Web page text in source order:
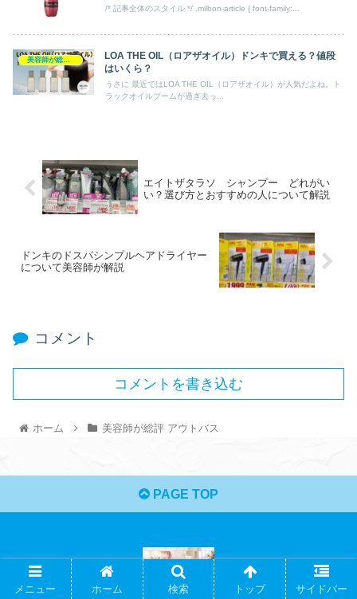
/* 記事全体のスタイル */ .milbon-article { font-family:...
美容師が総評 アウトバス
LOA THE OIL（ロアザオイル）ドンキで買える？値段
はいくら？
うさに 最近ではLOA THE OIL（ロアザオイル）が人気だよね。ト
ラックオイルブームが過ぎ去っ...
エイトザタラソ シャンプー どれがい
い？選び方とおすすめの人について解説
ドンキのドスパシンプルヘアドライヤー
について美容師が解説
コメント
コメントを書き込む
ホーム 美容師が総評 アウトバス
PAGE TOP
メニュー ホーム 検索 トップ サイドバー